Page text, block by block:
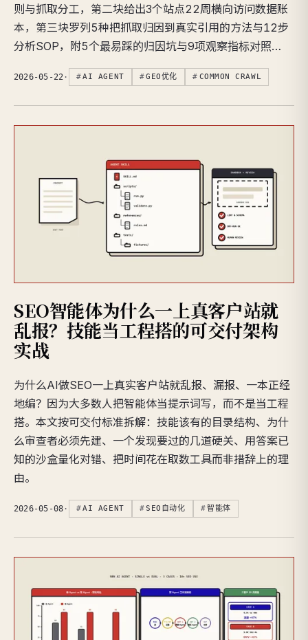
则与抓取分工，第二块给出3个站点22周横向访问数据账
本，第三块罗列5种把抓取归因到真实引用的方法与12步
分析SOP，附5个最易踩的归因坑与9项观察指标对照…
2026-05-22 · AI AGENT GEO优化 COMMON CRAWL
SEO智能体为什么一上真客户站就
乱报？技能当工程搭的可交付架构
实战
为什么AI做SEO一上真实客户站就乱报、漏报、一本正经
地编？因为大多数人把智能体当提示词写，而不是当工程
搭。本文按可交付标准拆解：技能该有的目录结构、为什
么审查者必须先建、一个发现要过的几道硬关、用答案已
知的沙盒量化对错、把时间花在取数工具而非措辞上的理
由。
2026-05-08 · AI AGENT SEO自动化 智能体